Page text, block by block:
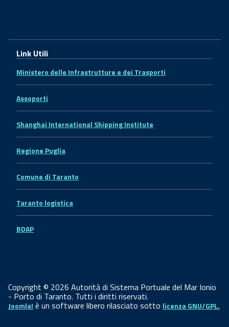
Link Utili
Ministero delle Infrastrutture e dei Trasporti
Assoporti
Shanghai International Shipping Institute
Regione Puglia
Comune di Taranto
Taranto logistica
BDAP
Copyright © 2026 Autorità di Sistema Portuale del Mar Ionio
- Porto di Taranto. Tutti i diritti riservati.
Joomla! è un software libero rilasciato sotto licenza GNU/GPL.